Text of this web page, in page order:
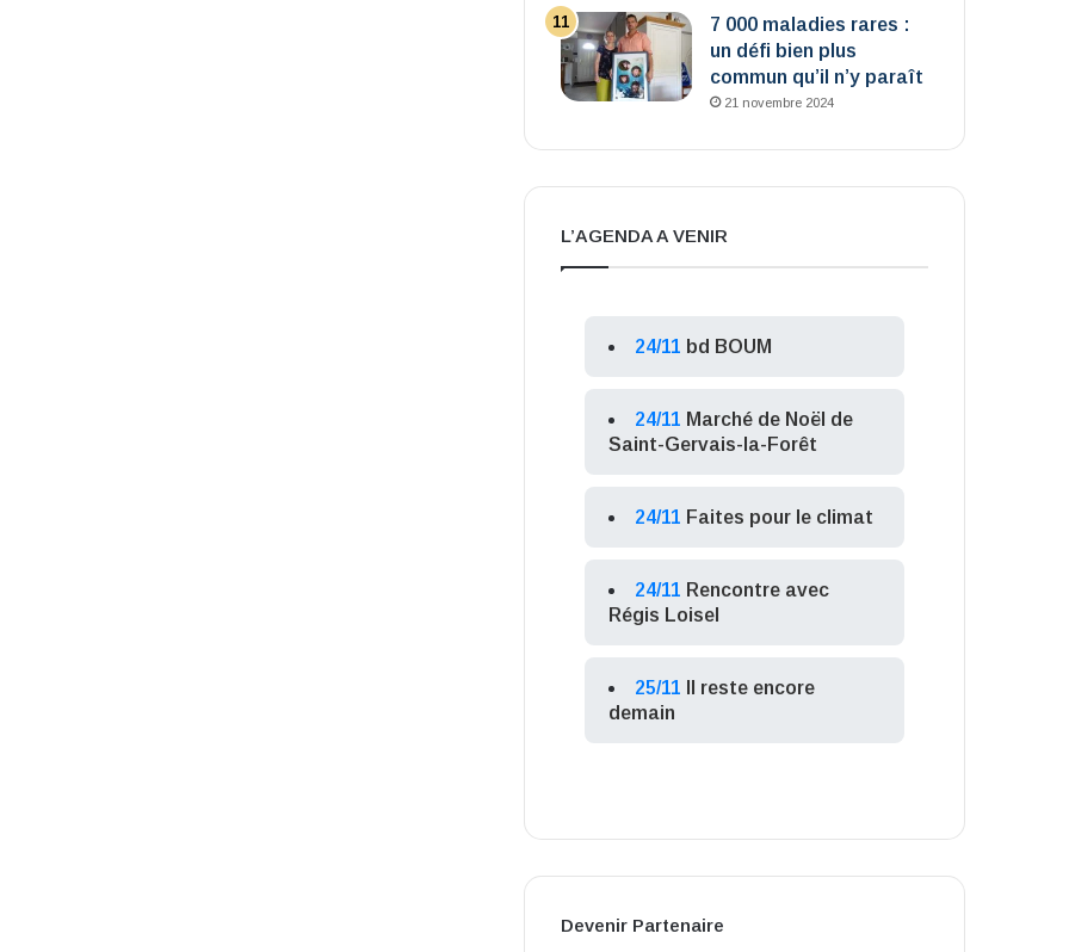
7 000 maladies rares :
un défi bien plus
commun qu’il n’y paraît
21 novembre 2024
L’AGENDA A VENIR
24/11 bd BOUM
24/11 Marché de Noël de
Saint-Gervais-la-Forêt
24/11 Faites pour le climat
24/11 Rencontre avec
Régis Loisel
25/11
Il reste encore
demain
Devenir Partenaire